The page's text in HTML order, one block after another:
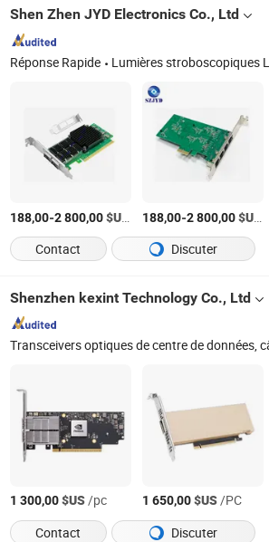
Shen Zhen JYD Electronics Co., Ltd
Réponse Rapide Lumières stroboscopiques LED, solutions d'éclairage de sécurité pour grues, lumières de zone d'exclusion de sécurité laser, lampes à motifs LED, lumière d'avertissement industrielle, câbles en fibre optique, transceiver optique,
188,00-2 800,00$US /Pièce
188,00-2 800,00$US /
Contact
Discuter
Shenzhen kexint Technology Co., Ltd
1 300,00$US/pc 1 650,00$US/PC
Contact
Discuter